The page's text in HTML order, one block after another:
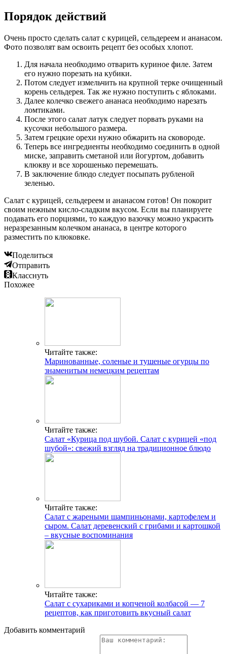
Порядок действий
Очень просто сделать салат с курицей, сельдереем и ананасом.
Фото позволят вам освоить рецепт без особых хлопот.
Для начала необходимо отварить куриное филе. Затем
его нужно порезать на кубики.
Потом следует измельчить на крупной терке очищенный
корень сельдерея. Так же нужно поступить с яблоками.
Далее колечко свежего ананаса необходимо нарезать
ломтиками.
После этого салат латук следует порвать руками на
кусочки небольшого размера.
Затем грецкие орехи нужно обжарить на сковороде.
Теперь все ингредиенты необходимо соединить в одной
миске, заправить сметаной или йогуртом, добавить
клюкву и все хорошенько перемешать.
В заключение блюдо следует посыпать рубленой
зеленью.
Салат с курицей, сельдереем и ананасом готов! Он покорит
своим нежным кисло-сладким вкусом. Если вы планируете
подавать его порциями, то каждую вазочку можно украсить
неразрезанным колечком ананаса, в центре которого
разместить по клюковке.
Поделиться
Отправить
Класснуть
Похожее
Читайте также:
Маринованные, соленые и тушеные огурцы по
знаменитым немецким рецептам
Читайте также:
Салат «Курица под шубой. Салат с курицей «под
шубой»: свежий взгляд на традиционное блюдо
Читайте также:
Салат с жареными шампиньонами, картофелем и
сыром. Салат деревенский с грибами и картошкой
– вкусные воспоминания
Читайте также:
Салат с сухариками и копченой колбасой — 7
рецептов, как приготовить вкусный салат
Добавить комментарий